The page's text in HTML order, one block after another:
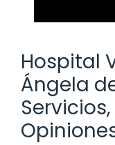
Hospital
Ángela